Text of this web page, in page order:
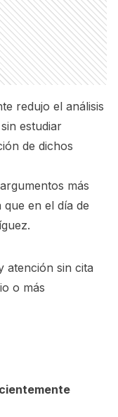
redujo el análisis
estudiar
de dichos
más
en el día de
atención sin cita
o más